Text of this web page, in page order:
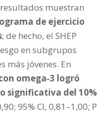
muestran
de ejercicio
; de hecho, el SHEP
en subgrupos
más jóvenes. En
omega‑3 logró
significativa del 10%
95% CI, 0,81–1,00; P